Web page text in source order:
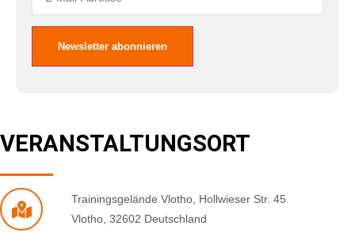
VERANSTALTUNGSORT
Trainingsgelände Vlotho, Hollwieser Str. 45
Vlotho, 32602 Deutschland